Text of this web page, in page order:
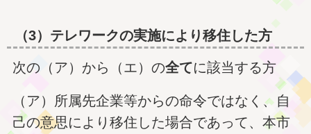
（3）テレワークの実施により移住した方
次の（ア）から（エ）の全てに該当する方
（ア）所属先企業等からの命令ではなく、自
己の意思により移住した場合であって、本市